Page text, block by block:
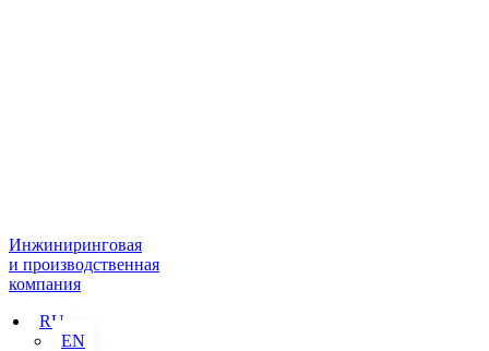
Инжиниринговая
и производственная
компания
RU
EN